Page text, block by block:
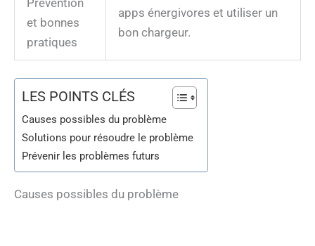
et bonnes
pratiques
apps énergivores et utiliser un
bon chargeur.
LES POINTS CLÉS
Causes possibles du problème
Solutions pour résoudre le problème
Prévenir les problèmes futurs
Causes possibles du problème